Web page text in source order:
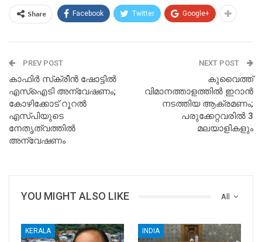
Share Facebook Twitter Google+
PREV POST
കാഫിര്‍ സ്‌ക്രീന്‍ ഷോട്ടില്‍
എസ്‌ഐടി അന്വേഷണം;
കോഴിക്കോട് റൂറല്‍
എസ്പിയുടെ
നേതൃത്വത്തില്‍
അന്വേഷണം
NEXT POST
കുവൈത്ത്
വിമാനത്താളത്തില്‍ ഇറാന്‍
നടത്തിയ ആക്രമണം;
പരുക്കേറ്റവരില്‍ 3
മലയാളികളും
All
YOU MIGHT ALSO LIKE
KERALA INDIA